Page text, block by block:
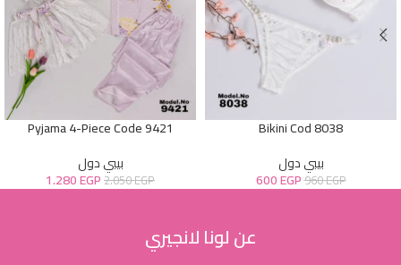
Bikini Cod 8038
بيبي دول
960EGP
600EGP
Pyjama 4-Piece Code 9421
بيبي دول
2.050EGP
1.280EGP
عن لونا لانجيري